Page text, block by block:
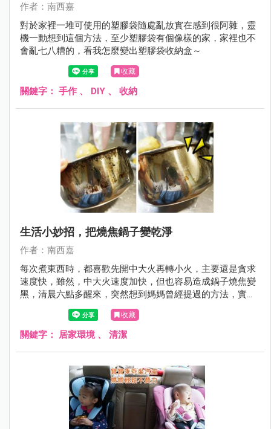
作者：南西嘉
對於家裡一堆可使用的塑膠袋隨處亂放實在感到很阿雜，靈
機一動想到這個方法，至少塑膠袋有個像樣的家，家裡也不
會亂七八糟的，看我怎麼變出塑膠袋收納盒～
收藏
關鍵字： 手作 、 DIY 、 收納
生活小妙招，把燒焦鍋子變乾淨
作者：南西嘉
每次煮東西時，都喜歡先開中大火再轉小火，主要還是貪求
速度快，雖然，中大火速度加快，但也容易造成鍋子燒焦變
黑，清晨六點多醒來，突然想到媽媽曾經提過的方法，實驗
精神立刻衝上腦門，立刻起身試試。
收藏
關鍵字： 居家環境、 清潔